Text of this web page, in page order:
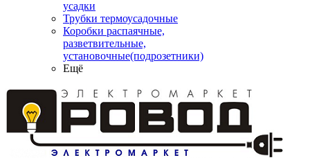
усадки
Трубки термоусадочные
Коробки распаячные,
разветвительные,
установочные(подрозетники)
Ещё